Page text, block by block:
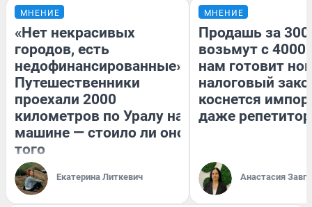
МНЕНИЕ
«Нет некрасивых
городов, есть
недофинансированные».
Путешественники
проехали 2000
километров по Уралу на
машине — стоило ли оно
того
Екатерина Литкевич
МНЕНИЕ
Продашь за
возьмут с
нам готовит
налоговый
коснется
даже
Анастасия